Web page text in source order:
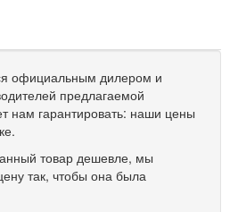
официальным дилером и
предлагаемой
нам гарантировать: наши цены
товар дешевле, мы
так, чтобы она была